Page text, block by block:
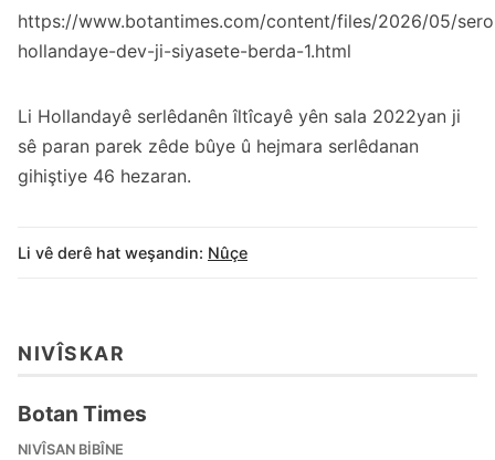
https://www.botantimes.com/content/files/2026/05/
hollandaye-dev-ji-siyasete-berda-1.html
Li Hollandayê serlêdanên îltîcayê yên sala 2022yan ji
sê paran parek zêde bûye û hejmara serlêdanan
gihiştiye 46 hezaran.
Li vê derê hat weşandin: Nûçe
NIVÎSKAR
Botan Times
NIVÎSAN BIBÎNE